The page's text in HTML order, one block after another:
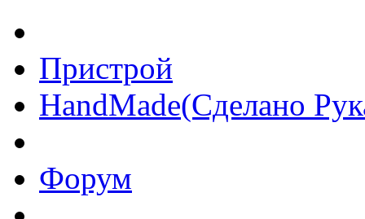
Пристрой
HandMade(Сделано
Форум